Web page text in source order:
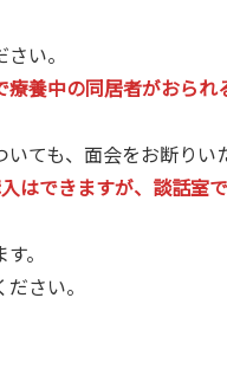
い。
養中の同居者がおら
ても、面会をお断りい
はできますが、談話室
。
さい。